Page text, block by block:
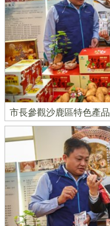
市長參觀沙鹿區特色產品